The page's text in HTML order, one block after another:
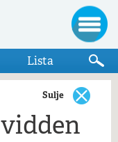
Lista
Sulje